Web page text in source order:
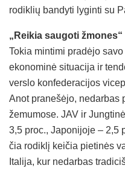
rodiklių bandyti lyginti su
„Reikia saugoti žmones“
Tokia mintimi pradėjo
ekonominė situacija ir
verslo konfederacijos
Anot pranešėjo, nedarbas
žemumose. JAV ir
3,5 proc., Japonijoje – 2,5
čia rodiklį keičia pietinės
Italija, kur nedarbas